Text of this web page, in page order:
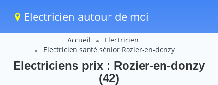
Electricien autour de moi
Accueil
Electricien
Electricien santé sénior Rozier-en-donzy
Electriciens prix : Rozier-en-donzy
(42)